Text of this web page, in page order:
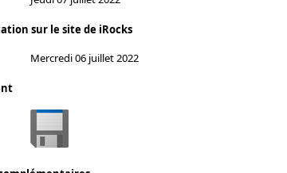
sur le site de iRocks
Mercredi 06 juillet 2022